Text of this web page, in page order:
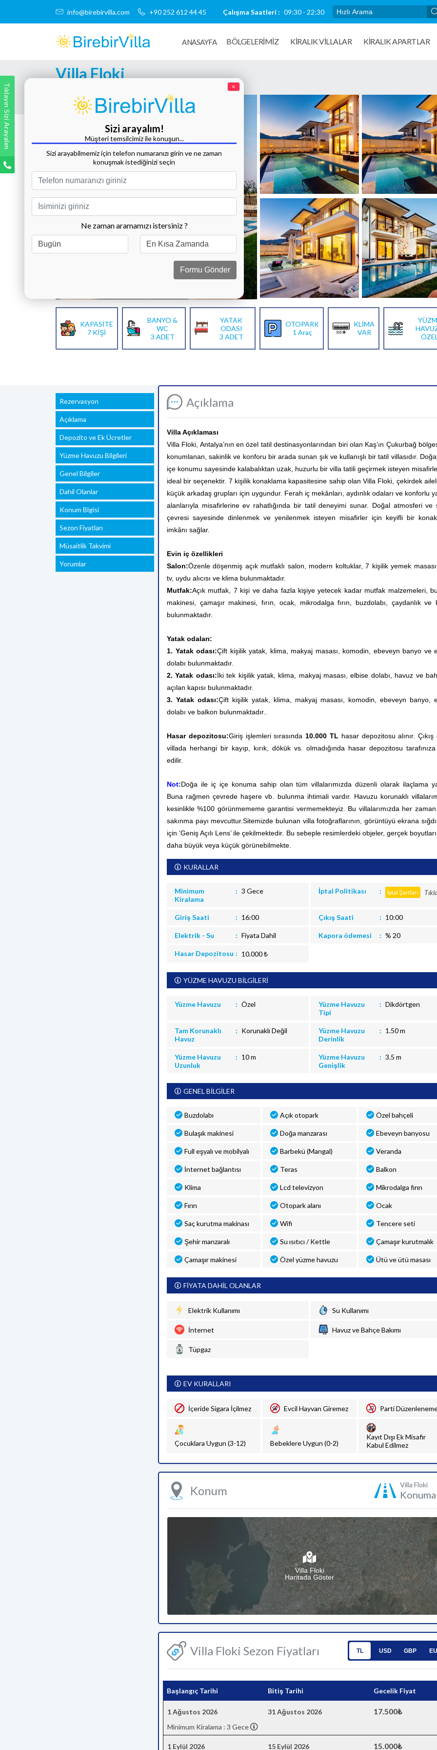
info@birebirvilla.com +90 252 612 44 45 Çalışma Saatleri : 09:30 - 22:30
ANASAYFA BÖLGELERİMİZ KIRALIK VILLALAR KİRALIK APARTLAR
Villa Floki
Tüm Fotoğrafları Göster
KAPASİTE
7 KİŞİ
BANYO &
WC
3 ADET
YATAK
ODASI
3 ADET
OTOPARK
1 Araç
KLİMA
VAR
Rezervasyon
Açıklama
Depozito ve Ek Ücretler
Yüzme Havuzu Bilgileri
Genel Bilgiler
Dahil Olanlar
Konum Blgisi
Sezon Fiyatları
Müsaitlik Takvimi
Yorumlar
Açıklama
Villa Açıklaması
Villa Floki, Antalya’nın en özel tatil destinasyonlarından biri olan Kaş’ın Çukurbağ
konumlanan, sakinlik ve konforu bir arada sunan şık ve kullanışlı bir tatil villasıdır.
içe konumu sayesinde kalabalıktan uzak, huzurlu bir villa tatili geçirmek isteyen
ideal bir seçenektir. 7 kişilik konaklama kapasitesine sahip olan Villa Floki, çekirdek
küçük arkadaş grupları için uygundur. Ferah iç mekânları, aydınlık odaları ve konforlu
alanlarıyla misafirlerine ev rahatlığında bir tatil deneyimi sunar. Doğal atmosferi ve
çevresi sayesinde dinlenmek ve yenilenmek isteyen misafirler için keyifli bir
imkânı sağlar.
Evin iç özellikleri
Salon:Özenle döşenmiş açık mutfaklı salon, modern koltuklar, 7 kişilik yemek
tv, uydu alıcısı ve klima bulunmaktadır.
Mutfak:Açık mutfak, 7 kişi ve daha fazla kişiye yetecek kadar mutfak malzemeleri,
makinesi, çamaşır makinesi, fırın, ocak, mikrodalga fırın, buzdolabı, çaydanlık ve
bulunmaktadır.
Yatak odaları:
1. Yatak odası:Çift kişilik yatak, klima, makyaj masası, komodin, ebeveyn banyo ve
dolabı bulunmaktadır.
2. Yatak odası:İki tek kişilik yatak, klima, makyaj masası, elbise dolabı, havuz ve
açılan kapısı bulunmaktadır.
3. Yatak odası:Çift kişilik yatak, klima, makyaj masası, komodin , ebeveyn banyo,
dolabı ve balkon bulunmaktadır.
Hasar depozitosu:Giriş işlemleri sırasında 10.000 TL hasar depozitosu alınır. Çıkış
villada herhangi bir kayıp, kırık, dökük vs. olmadığında hasar depozitosu
edilir.
Not:Doğa ile iç içe konuma sahip olan tüm villalarımızda düzenli olarak ilaçlama
Buna rağmen çevrede haşere vb. bulunma ihtimali vardır. Havuzu korunaklı
kesinlikle %100 görünmememe garantisi vermemekteyiz. Bu villalarımızda her
sakınma payı mevcuttur.Sitemizde bulunan villa fotoğraflarının, görüntüyü ekrana
için ’Geniş Açılı Lens’ ile çekilmektedir. Bu sebeple resimlerdeki objeler, gerçek
daha büyük veya küçük görünebilmekte.
KURALLAR
Minimum
Kiralama
3 Gece İptal Politikası İptal Şartları
Giriş Saati 16:00 Çıkış Saati 10:00
Elektrik - Su Fiyata Dahil Kapora ödemesi % 20
Hasar Depozitosu 10.000 ₺
YÜZME HAVUZU BİLGİLERİ
Yüzme Havuzu Özel
Yüzme Havuzu
Tipi
Dikdörtgen
Tam Korunaklı
Havuz
Korunaklı Değil
Yüzme Havuzu
Derinlik
1.50 m
Yüzme Havuzu
Uzunluk
10 m
Yüzme Havuzu
Genişlik
3.5 m
GENEL BİLGİLER
Buzdolabı Açık otopark Özel bahçeli
Bulaşık makinesi Doğa manzarası Ebeveyn banyosu
Full eşyalı ve mobilyalı Barbekü (Mangal) Veranda
İnternet bağlantısı Teras Balkon
Klima Lcd televizyon Mikrodalga fırın
Fırın Otopark alanı Ocak
Saç kurutma makinası Wifi Tencere seti
Şehir manzaralı Su ısıtıcı / Kettle Çamaşır kurutmalık
Çamaşır makinesi Özel yüzme havuzu Ütü ve ütü masası
FİYATA DAHİL OLANLAR
Elektrik Kullanımı Su Kullanımı
İnternet Havuz ve Bahçe Bakımı
Tüpgaz
EV KURALLARI
İçeride Sigara İçilmez Evcil Hayvan Giremez Parti
Çocuklara Uygun (3-12) Bebeklere Uygun (0-2)
Kayıt Dışı Ek Misafir
Kabul Edilmez
Konum Villa Floki
Villa Floki
Haritada Göster
Villa Floki Sezon Fiyatları TL USD GBP
Başlangıç Tarihi Bitiş Tarihi Gecelik Fiyat
1 Ağustos 2026 31 Ağustos 2026 17.500₺
Minimum Kiralama : 3 Gece
1 Eylül 2026 15 Eylül 2026 15.000₺
Tıklayın Sizi Arayalım ×
Sizi arayalım!
Müşteri temsilcimiz ile konuşun...
Sizi arayabilmemiz için telefon numaranızı girin ve ne zaman
konuşmak istediğinizi seçin
Ne zaman aramamızı istersiniz ?
Formu Gönder